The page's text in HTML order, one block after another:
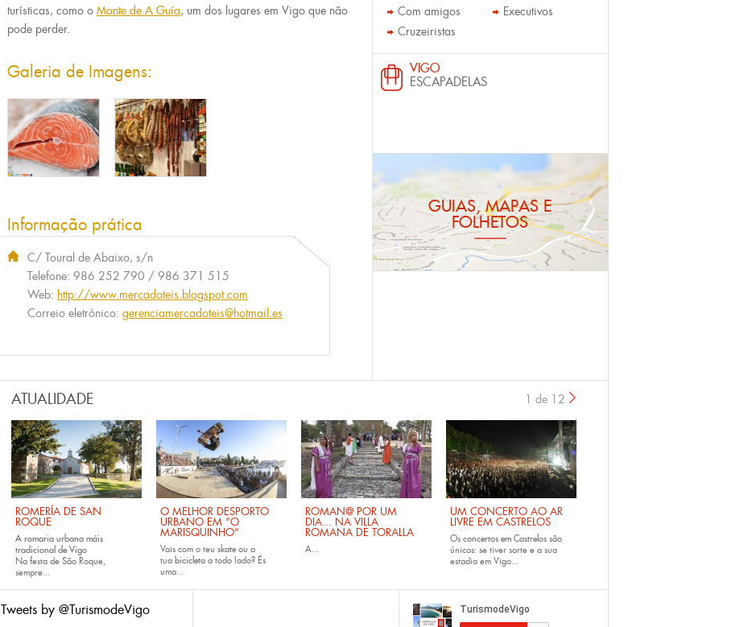
turísticas, como o Monte de A Guía, um dos lugares em Vigo que não
pode perder.
Galeria de Imagens:
Informação prática
C/ Toural de Abaixo, s/n
Telefone: 986 252 790 / 986 371 515
Web: http://www.mercadoteis.blogspot.com
Correio eletrónico: gerenciamercadoteis@hotmail.es
Com amigos
Executivos
Cruzeiristas
VIGO
ESCAPADELAS
GUIAS, MAPAS E
FOLHETOS
ATUALIDADE
ROMERÍA DE SAN
ROQUE
A romaria urbana máis
tradicional de Vigo
Na festa de São Roque,
sempre...
O MELHOR DESPORTO
URBANO EM “O
MARISQUINHO”
Vais com o teu skateou a
tua bicicleta a todo lado? És
uma...
ROMAN@ POR UM
DIA... NA VILLA
ROMANA DE TORALLA
A...
UM CONCERTO AO AR
LIVRE EM CASTRELOS
Os concertos em Castrelos são
únicos: se tiver sorte e a sua
estadia em Vigo...
1 de 12
Tweets by @TurismodeVigo